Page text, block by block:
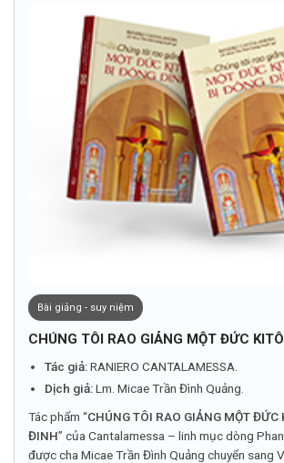
Bài giảng - suy niệm
CHÚNG TÔI RAO GIẢNG MỘT ĐỨC
Tác giả:RANIERO CANTALAMESSA.
Dịch giả:Lm. Micae Trần Đình Quảng.
Tác phẩm “CHÚNG TÔI RAO GIẢNG MỘT ĐỨC
ĐINH” của Cantalamessa – linh mục dòng
được cha Micae Trần Đình Quảng chuyển sang